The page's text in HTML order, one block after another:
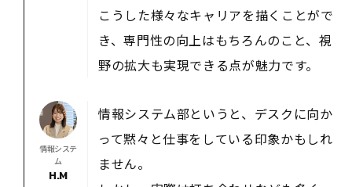
こうした様々なキャリアを描くことがで
き、専門性の向上はもちろんのこと、視
野の拡大も実現できる点が魅力です。
情報システ
ム
H.M
情報システム部というと、デスクに向か
って黙々と仕事をしている印象かもしれ
ません。